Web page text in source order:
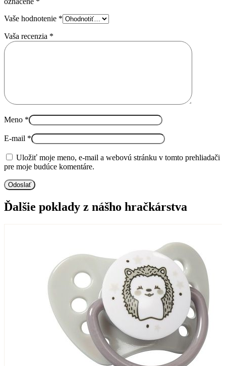
Vaše hodnotenie *
Vaša recenzia *
Meno *
E-mail *
Uložiť moje meno, e-mail a webovú stránku v tomto prehliadači
pre moje budúce komentáre.
Ďalšie poklady z nášho hračkárstva